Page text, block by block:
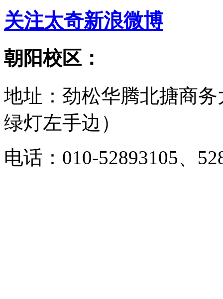
关注太奇新浪微博
朝阳校区：
地址：劲松华腾北搪商
绿灯左手边）
电话：010-52893105、